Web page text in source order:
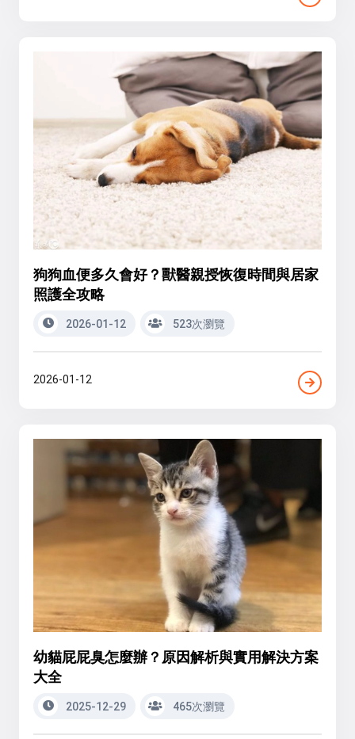
狗狗血便多久會好？獸醫親授恢復時間與居家
照護全攻略
2026-01-12 523次瀏覽
2026-01-12
幼貓屁屁臭怎麼辦？原因解析與實用解決方案
大全
2025-12-29 465次瀏覽